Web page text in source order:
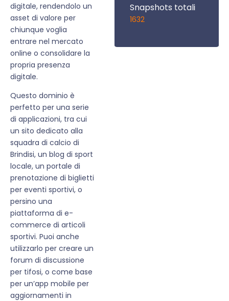
digitale, rendendolo un
asset di valore per
chiunque voglia
entrare nel mercato
online o consolidare la
propria presenza
digitale.
Questo dominio è
perfetto per una serie
di applicazioni, tra cui
un sito dedicato alla
squadra di calcio di
Brindisi, un blog di sport
locale, un portale di
prenotazione di biglietti
per eventi sportivi, o
persino una
piattaforma di e-
commerce di articoli
sportivi. Puoi anche
utilizzarlo per creare un
forum di discussione
per tifosi, o come base
per un’app mobile per
aggiornamenti in
Snapshots totali
1632